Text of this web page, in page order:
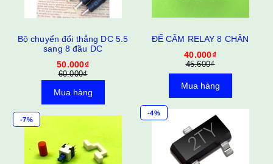
Bộ chuyển đổi thẳng DC 5.5
sang 8 đầu DC
50.000₫
60.000₫
Mua hàng
-7%
ĐẾ CẮM RELAY 8 CHÂN
40.000₫
45.600₫
Mua hàng
-4%